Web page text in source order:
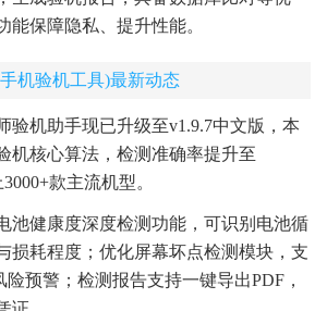
能保障隐私、提升性能。
机验机工具)最新动态
验机助手现已升级至v1.9.7中文版，本
机核心算法，检测准确率提升至
款主流机型。
池健康度深度检测功能，可识别电池循
损耗程度；优化屏幕坏点检测模块，支
预警；检测报告支持一键导出PDF，